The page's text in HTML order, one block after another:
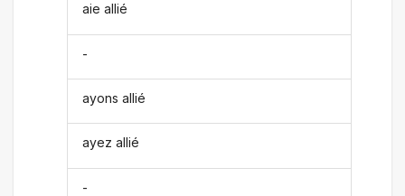
aie allié
-
ayons allié
ayez allié
-